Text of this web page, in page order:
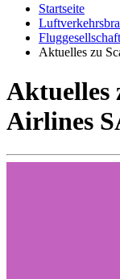
Startseite
Aktuelles zu
Aktuelles
Airlines